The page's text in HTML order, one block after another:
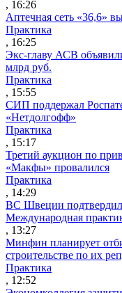
, 16:26
Аптечная сеть «36,6»
Практика
, 16:25
Экс-главу АСВ
млрд руб.
Практика
, 15:55
СИП поддержал
«Нетдолгофф»
Практика
, 15:17
Третий аукцион по
«Макфы» провалился
Практика
, 14:29
ВС Швеции подтвердил
Международная
, 13:27
Минфин планирует
строительстве по их
Практика
, 12:52